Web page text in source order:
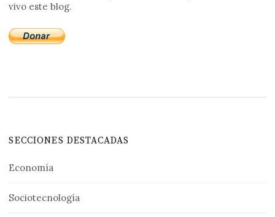
vivo este blog.
SECCIONES DESTACADAS
Economía
Sociotecnología